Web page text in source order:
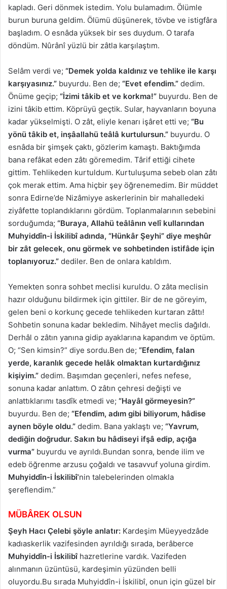
kapladı. Geri dönmek istedim. Yolu bulamadım. Ölümle
burun buruna geldim. Ölümü düşünerek, tövbe ve istigfâra
başladım. O esnâda yüksek bir ses duydum. O tarafa
döndüm. Nûrânî yüzlü bir zâtla karşılaştım.
Selâm verdi ve; “Demek yolda kaldınız ve tehlike ile karşı
karşıyasınız.” buyurdu. Ben de; “Evet efendim.” dedim.
Önüme geçip; “İzimi tâkib et ve korkma!” buyurdu. Ben de
izini tâkib ettim. Köprüyü geçtik. Sular, hayvanların boyuna
kadar yükselmişti. O zât, eliyle kenarı işâret etti ve; “Bu
yönü tâkib et, inşâallahü teâlâ kurtulursun.” buyurdu. O
esnâda bir şimşek çaktı, gözlerim kamaştı. Baktığımda
bana refâkat eden zâtı göremedim. Târif ettiği cihete
gittim. Tehlikeden kurtuldum. Kurtuluşuma sebeb olan zâtı
çok merak ettim. Ama hiçbir şey öğrenemedim. Bir müddet
sonra Edirne’de Nizâmiyye askerlerinin bir mahalledeki
ziyâfette toplandıklarını gördüm. Toplanmalarının sebebini
sorduğumda; “Buraya, Allahü teâlânın velî kullarından
Muhyiddîn-i İskilibî adında, “Hünkâr Şeyhi” diye meşhûr
bir zât gelecek, onu görmek ve sohbetinden istifâde için
toplanıyoruz.” dediler. Ben de onlara katıldım.
Yemekten sonra sohbet meclisi kuruldu. O zâta meclisin
hazır olduğunu bildirmek için gittiler. Bir de ne göreyim,
gelen beni o korkunç gecede tehlikeden kurtaran zâttı!
Sohbetin sonuna kadar bekledim. Nihâyet meclis dağıldı.
Derhâl o zâtın yanına gidip ayaklarına kapandım ve öptüm.
O; “Sen kimsin?” diye sordu.Ben de; “Efendim, falan
yerde, karanlık gecede helâk olmaktan kurtardığınız
kişiyim.” dedim. Başımdan geçenleri, nefes nefese,
sonuna kadar anlattım. O zâtın çehresi değişti ve
anlattıklarımı tasdîk etmedi ve; “Hayâl görmeyesin?”
buyurdu. Ben de; “Efendim, adım gibi biliyorum, hâdise
aynen böyle oldu.” dedim. Bana yaklaştı ve; “Yavrum,
dediğin doğrudur. Sakın bu hâdiseyi ifşâ edip, açığa
vurma” buyurdu ve ayrıldı.Bundan sonra, bende ilim ve
edeb öğrenme arzusu çoğaldı ve tasavvuf yoluna girdim.
Muhyiddîn-i İskilibî‘nin talebelerinden olmakla
şereflendim.”
MÜBÂREK OLSUN
Şeyh Hacı Çelebi şöyle anlatır: Kardeşim Müeyyedzâde
kadıaskerlik vazifesinden ayrıldığı sırada, berâberce
Muhyiddîn-i İskilibîhazretlerine vardık. Vazifeden
alınmanın üzüntüsü, kardeşimin yüzünden belli
oluyordu.Bu sırada Muhyiddîn-i İskilibî, onun için güzel bir